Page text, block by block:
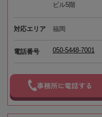
ビル5階
対応エリア 福岡
電話番号 050-5448-7001
事務所に電話する